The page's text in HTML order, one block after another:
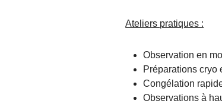
Ateliers pratiques :
Observation en
Préparations cryo
Congélation
Observations à